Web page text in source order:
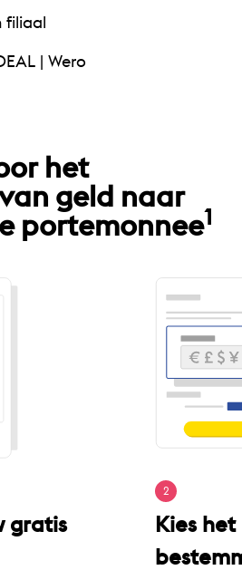
filiaal
| Wero
het
geld naar
portemonnee1
gratis
2
Kies